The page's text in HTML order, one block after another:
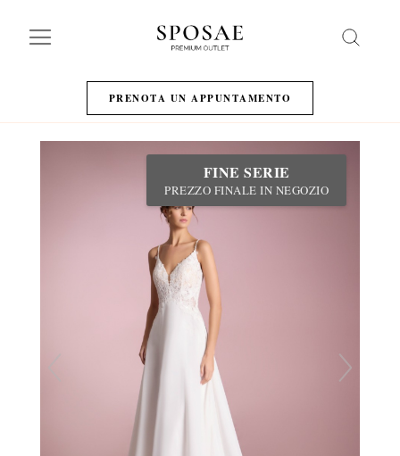
PRENOTA UN APPUNTAMENTO
FINE SERIE
PREZZO FINALE IN NEGOZIO